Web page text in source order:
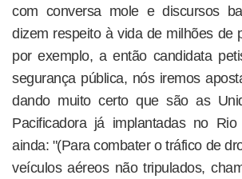
com conversa mole e discursos
dizem respeito à vida de milhões de
por exemplo, a então candidata
segurança pública, nós iremos
dando muito certo que são as
Pacificadora já implantadas no
ainda: "(Para combater o tráfico de
veículos aéreos não tripulados,